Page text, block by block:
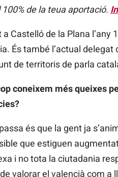
100% de la teua aportació.
a Castelló de la Plana
És també l’actual
de territoris de parla
coneixem més queixes
és que la gent ja
que estiguen
i no tota la ciutadania
valorar el valencià com